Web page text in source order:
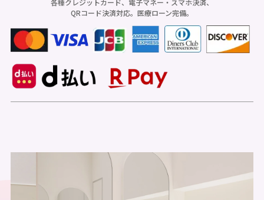
各種クレジットカード、電子マネー・スマホ決済、
QRコード決済対応。医療ローン完備。